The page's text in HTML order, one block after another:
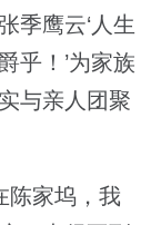
季鹰云‘人生
乎！’为家族
与亲人团聚
陈家坞，我